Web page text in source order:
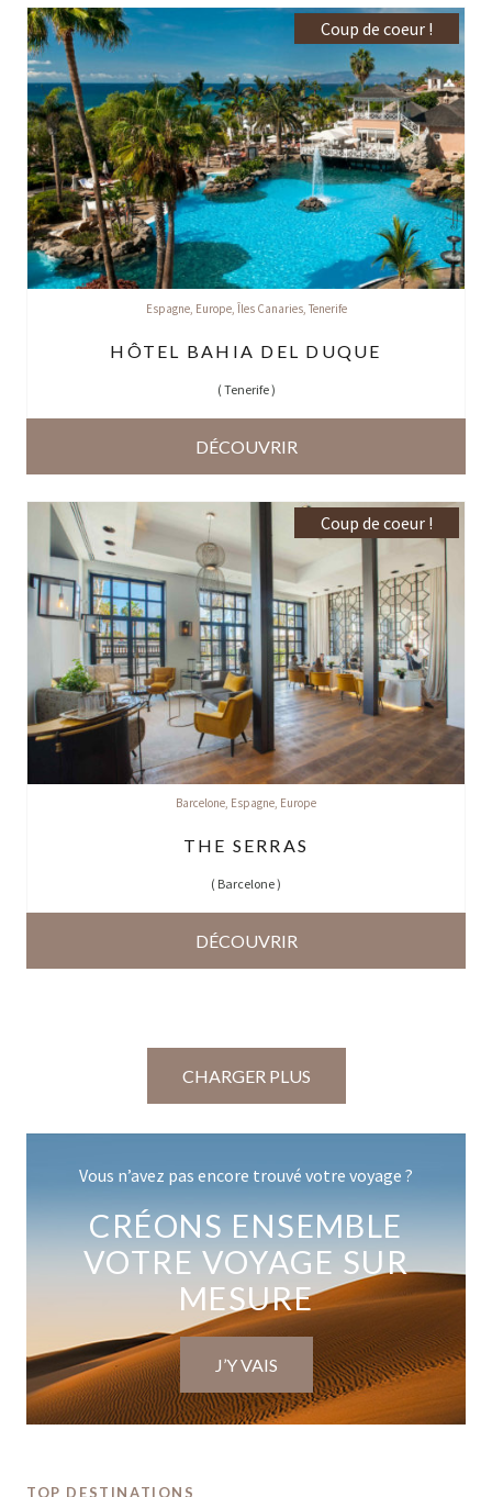
Espagne, Europe, Îles Canaries, Tenerife
HÔTEL BAHIA DEL DUQUE
( Tenerife)
Coup de coeur !
DÉCOUVRIR
Barcelone, Espagne, Europe
THE SERRAS
( Barcelone)
Coup de coeur !
DÉCOUVRIR
CHARGER PLUS
Vous n’avez pas encore trouvé votre voyage ?
CRÉONS ENSEMBLE
VOTRE VOYAGE SUR
MESURE
J’Y VAIS
TOP DESTINATIONS